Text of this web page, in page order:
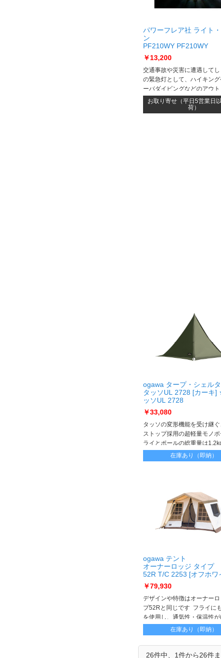
パワーフレア社 ライト
ン
PF210WY PF210WY
￥13,200
交通事故や災害に遭遇して
の緊急灯として、ハイキン
ーバダイビングなどのアウ
リンスポーツ用多機能フラ
トとして最適な、最新の
お取り寄せ（平日5営業日
荷）
ogawa タープ・シェル
タッソUL 2728 [カー
ッソUL 2728
￥33,080
タッソの変形機能を受け継
ストップ採用の超軽量モノ
ライとポールの総重量は
形、六角形で使用できます
ッカーやソロキャンパーに
在庫あり（即納）
ogawa テント
オーナーロッジ タイプ
52R T/C 2253 [オフホワ
ンドベージュ×ダークブ
ｰﾅｰﾛｯｼﾞ ﾀｲﾌﾟ52R T/C
￥79,930
デザインや特徴はオーナー
プ52Rと同じです フライに
を使用し、通気性・保温性
に快適なキャンプをお楽し
ます
在庫あり（即納）
26件中、1件から26件